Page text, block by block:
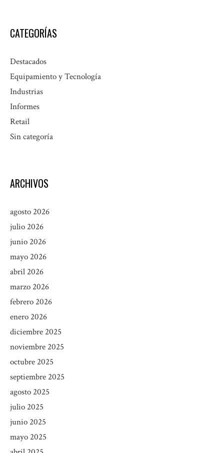
CATEGORÍAS
Destacados
Equipamiento y Tecnología
Industrias
Informes
Retail
Sin categoría
ARCHIVOS
agosto 2026
julio 2026
junio 2026
mayo 2026
abril 2026
marzo 2026
febrero 2026
enero 2026
diciembre 2025
noviembre 2025
octubre 2025
septiembre 2025
agosto 2025
julio 2025
junio 2025
mayo 2025